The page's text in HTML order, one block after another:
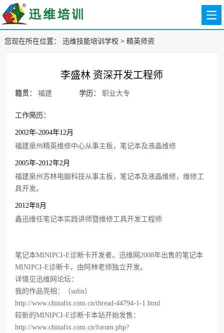
您现在所在位置： 迅维技能培训学校> 精英师资
李盛林 资深开发工程师
籍贯： 福建 学历： 职业大专
工作简历：
2002年-2004年12月
福建泉州精英维修中心从事主板，笔记本及液晶维修
2005年-2012年2月
福建泉州苏林电脑科技从事主板，笔记本及液晶维修，维修工
具开发。
2012年8月
鑫迅维任笔记本实践讲师暨维修工具开发工程师
笔记本MINIPCI-E诊断卡开发者。迅维网2008年出售的笔记本
MINIPCI-E诊断卡，由阿林老师独立开发。
详情见迅维网论坛：
我的作品亮相：（sulin）
http://www.chinafix.com.cn/thread-44794-1-1.html
较新的MINIPCI-E诊断卡本站开始发售：
http://www.chinafix.com.cn/forum.php?